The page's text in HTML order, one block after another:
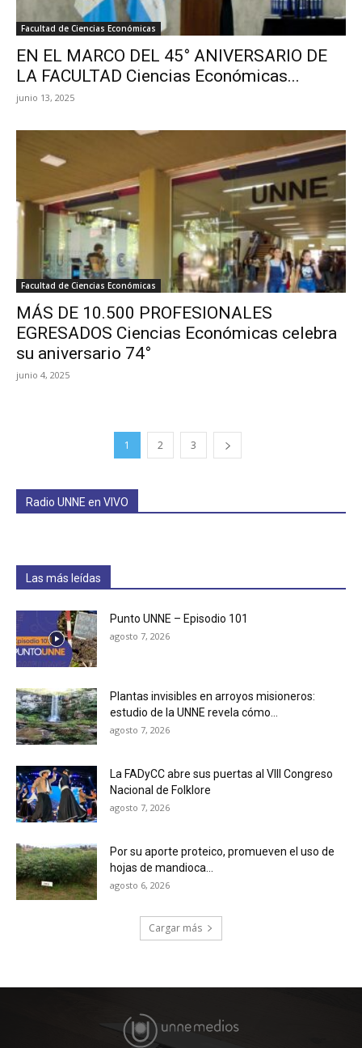
Facultad de Ciencias Económicas
EN EL MARCO DEL 45° ANIVERSARIO DE
LA FACULTAD Ciencias Económicas...
junio 13, 2025
Facultad de Ciencias Económicas
MÁS DE 10.500 PROFESIONALES
EGRESADOS Ciencias Económicas celebra
su aniversario 74°
junio 4, 2025
1 2 3
Radio UNNE en VIVO
Las más leídas
Punto UNNE – Episodio 101
agosto 7, 2026
Plantas invisibles en arroyos misioneros:
estudio de la UNNE revela cómo...
agosto 7, 2026
La FADyCC abre sus puertas al VIII Congreso
Nacional de Folklore
agosto 7, 2026
Por su aporte proteico, promueven el uso de
hojas de mandioca...
agosto 6, 2026
Cargar más